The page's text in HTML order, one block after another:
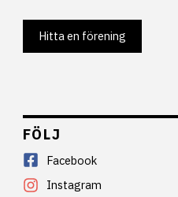
Hitta en förening
FÖLJ
Facebook
Instagram